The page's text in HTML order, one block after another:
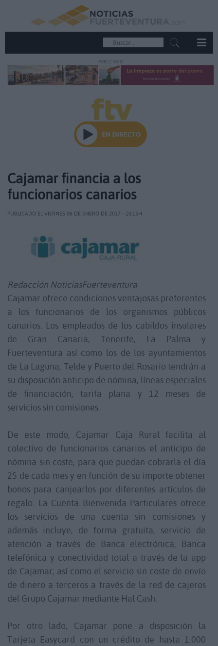
PUBLICIDAD
Cajamar financia a los
funcionarios canarios
PUBLICADO EL VIERNES 06 DE ENERO DE 2017 - 10:15H
Redacción NoticiasFuerteventura
Cajamar ofrece condiciones ventajosas preferentes
a los funcionarios de los organismos públicos
canarios. Los empleados de los cabildos insulares
de Gran Canaria, Tenerife, La Palma y
Fuerteventura así como los de los ayuntamientos
de La Laguna, Telde y Puerto del Rosario tendrán a
su disposición anticipo de nómina, líneas especiales
de financiación, tarifa plana y 12 meses de
servicios sin comisiones.
De este modo, Cajamar Caja Rural facilita al
colectivo de funcionarios canarios el anticipo de
nómina sin coste, para que puedan cobrarla el día
25 de cada mes y en función de su importe obtener
bonos para canjearlos por diferentes artículos de
regalo. La Cuenta Bienvenida Particulares ofrece
los servicios de una cuenta sin comisiones y
además incluye, de forma gratuita, servicio de
atención a través de Banca electrónica, Banca
telefónica y conectividad total a través de la app
de Cajamar; así como el servicio sin coste de envío
de dinero a terceros a través de la red de cajeros
del Grupo Cajamar mediante Hal Cash.
Por otro lado, Cajamar pone a disposición la
Tarjeta Easycard con un crédito de hasta 1.000